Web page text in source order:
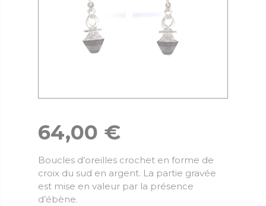
64,00 €
Boucles d’oreilles crochet en forme de
croix du sud en argent. La partie gravée
est mise en valeur par la présence
d’ébène.